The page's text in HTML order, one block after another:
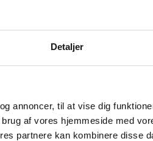
Detaljer
annoncer, til at vise dig
af vores hjemmeside med
partnere kan kombinere disse
indrejsedatoen.